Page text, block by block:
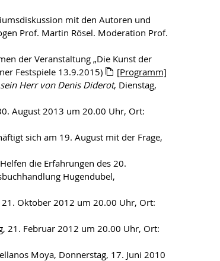
mit den Autoren und
Prof. Martin Rösel. Moderation Prof.
der Veranstaltung „Die Kunst der
Festspiele 13.9.2015)
[Programm]
Herr von Denis Diderot, Dienstag,
August 2013 um 20.00 Uhr, Ort:
sich am 19. August mit der Frage,
die Erfahrungen des 20.
Hugendubel,
Oktober 2012 um 20.00 Uhr, Ort:
21. Februar 2012 um 20.00 Uhr, Ort:
Moya, Donnerstag, 17. Juni 2010